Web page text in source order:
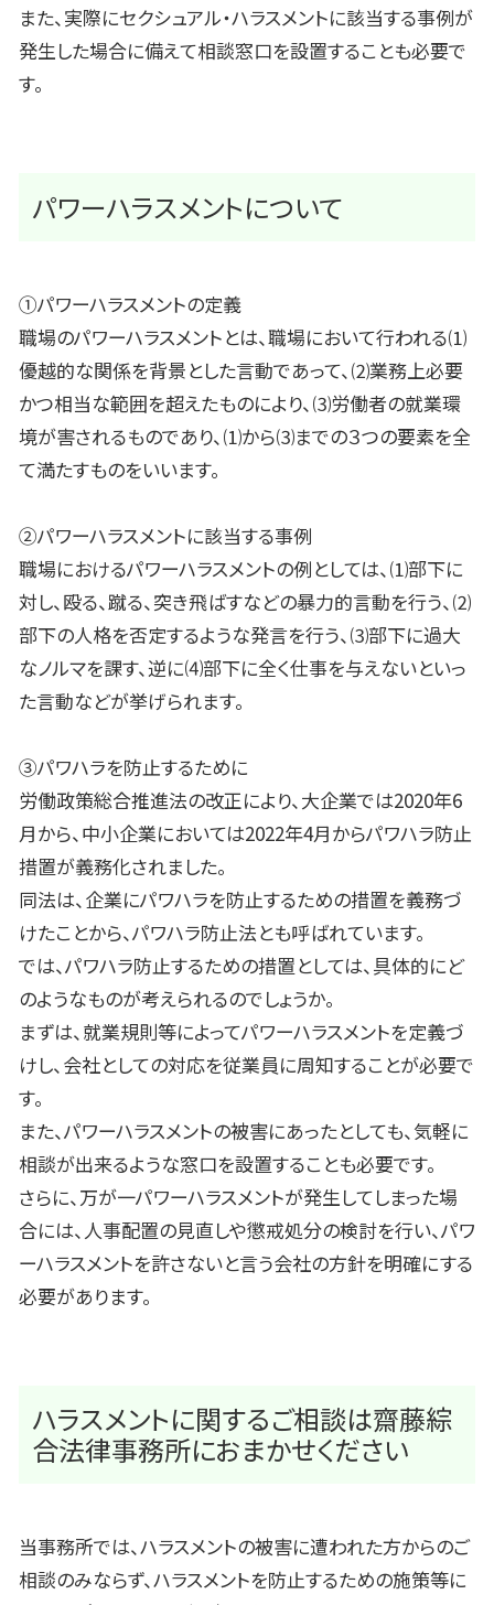
また、実際にセクシュアル・ハラスメントに該当する事例が
発生した場合に備えて相談窓口を設置することも必要で
す。
パワーハラスメントについて
①パワーハラスメントの定義
職場のパワーハラスメントとは、職場において行われる⑴
優越的な関係を背景とした言動であって、⑵業務上必要
かつ相当な範囲を超えたものにより、⑶労働者の就業環
境が害されるものであり、⑴から⑶までの３つの要素を全
て満たすものをいいます。
②パワーハラスメントに該当する事例
職場におけるパワーハラスメントの例としては、⑴部下に
対し、殴る、蹴る、突き飛ばすなどの暴力的言動を行う、⑵
部下の人格を否定するような発言を行う、⑶部下に過大
なノルマを課す、逆に⑷部下に全く仕事を与えないといっ
た言動などが挙げられます。
③パワハラを防止するために
労働政策総合推進法の改正により、大企業では2020年6
月から、中小企業においては2022年4月からパワハラ防止
措置が義務化されました。
同法は、企業にパワハラを防止するための措置を義務づ
けたことから、パワハラ防止法とも呼ばれています。
では、パワハラ防止するための措置としては、具体的にど
のようなものが考えられるのでしょうか。
まずは、就業規則等によってパワーハラスメントを定義づ
けし、会社としての対応を従業員に周知することが必要で
す。
また、パワーハラスメントの被害にあったとしても、気軽に
相談が出来るような窓口を設置することも必要です。
さらに、万が一パワーハラスメントが発生してしまった場
合には、人事配置の見直しや懲戒処分の検討を行い、パワ
ーハラスメントを許さないと言う会社の方針を明確にする
必要があります。
ハラスメントに関するご相談は齋藤綜
合法律事務所におまかせください
当事務所では、ハラスメントの被害に遭われた方からのご
相談のみならず、ハラスメントを防止するための施策等に